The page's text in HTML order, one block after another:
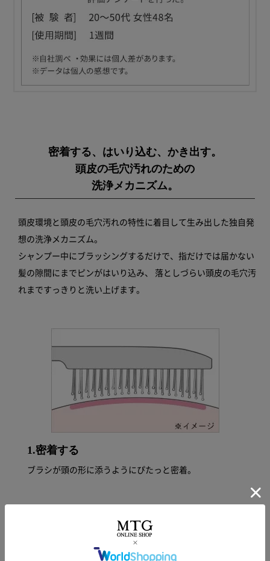
密着する、はいり込む、かき出す。
頭皮の毛穴汚れのための
洗浄メカニズム。
頭皮環境と頭皮の毛穴汚れの特性に着目して生み出した独自発
想の洗浄メカニズム。
シャンプー中にブラッシングするだけで、指だけでは届かない
髪の隙間にまでピンがはいり込み、
落としづらい頭皮の毛穴汚
れまですっきりと洗い上げます。
1.密着する
ブラシが頭の形に添うようにぴたっと密着。